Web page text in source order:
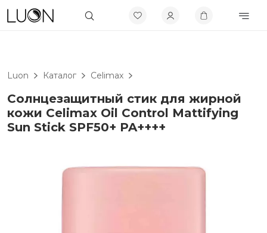
Luon Каталог Celimax
Солнцезащитный стик для жирной
кожи Celimax Oil Control Mattifying
Sun Stick SPF50+ PA++++